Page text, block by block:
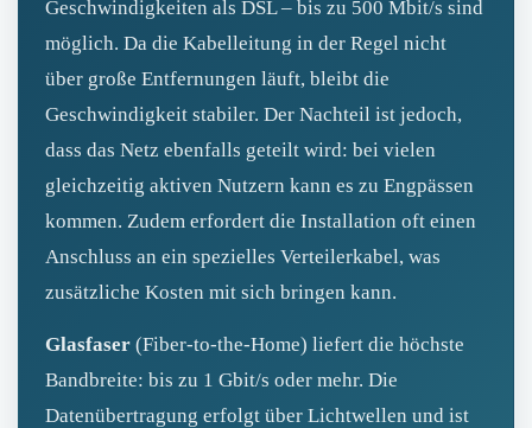
Geschwindigkeiten als DSL – bis zu 500 Mbit/s sind
möglich. Da die Kabelleitung in der Regel nicht
über große Entfernungen läuft, bleibt die
Geschwindigkeit stabiler. Der Nachteil ist jedoch,
dass das Netz ebenfalls geteilt wird: bei vielen
gleichzeitig aktiven Nutzern kann es zu Engpässen
kommen. Zudem erfordert die Installation oft einen
Anschluss an ein spezielles Verteilerkabel, was
zusätzliche Kosten mit sich bringen kann.
Glasfaser (Fiber‑to‑the‑Home) liefert die höchste
Bandbreite: bis zu 1 Gbit/s oder mehr. Die
Datenübertragung erfolgt über Lichtwellen und ist